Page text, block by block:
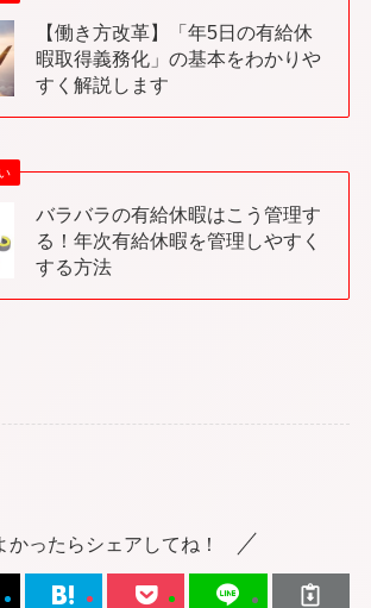
【働き方改革】「年5日の有給休
暇取得義務化」の基本をわかりや
すく解説します
バラバラの有給休暇はこう管理す
る！年次有給休暇を管理しやすく
する方法
かったらシェアしてね！